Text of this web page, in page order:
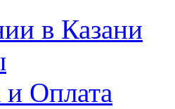
в Казани
и Оплата